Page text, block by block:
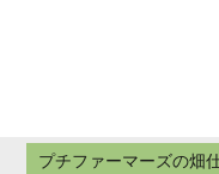
プチファーマーズの畑